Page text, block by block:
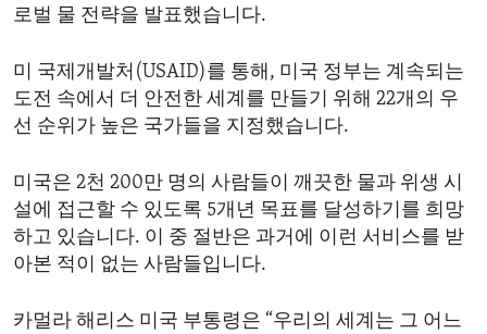
로벌 물 전략을 발표했습니다.
미 국제개발처(USAID)를 통해, 미국 정부는 계속되는
도전 속에서 더 안전한 세계를 만들기 위해 22개의 우
선 순위가 높은 국가들을 지정했습니다.
미국은 2천 200만 명의 사람들이 깨끗한 물과 위생 시
설에 접근할 수 있도록 5개년 목표를 달성하기를 희망
하고 있습니다. 이 중 절반은 과거에 이런 서비스를 받
아본 적이 없는 사람들입니다.
카멀라 해리스 미국 부통령은 “우리의 세계는 그 어느